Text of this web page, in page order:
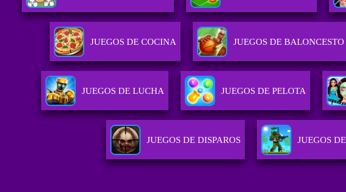
JUEGOS DE COCINA JUEGOS DE BALONCESTO
JUEGOS DE LUCHA JUEGOS DE PELOTA
JUEGOS DE DISPAROS JUEGOS